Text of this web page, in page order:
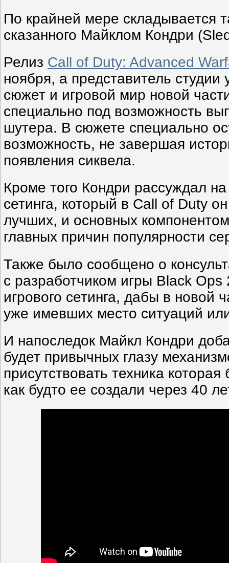
По крайней мере складывается
сказанного Майклом Кондри
Релиз Call of Duty: Advanced
ноября, а представитель студии
сюжет и игровой мир новой
специально под возможность
шутера. В сюжете специально
возможность, не завершая
появления сиквела.
Кроме того Кондри рассуждал на
сетинга, который в Call of Duty
лучших, и основных
главных причин популярности
Также было сообщено о
с разработчиком игры Black Ops
игрового сетинга, дабы в новой
уже имевших место ситуаций
И напоследок Майкл Кондри
будет привычных глазу
присутствовать техника которая
как будто ее создали через 40